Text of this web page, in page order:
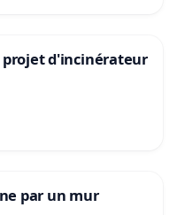
projet d'incinérateur
par un mur